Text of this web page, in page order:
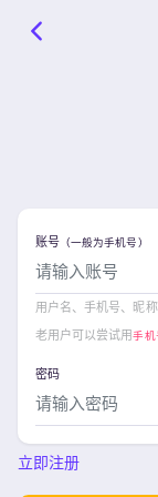
账号 （一般为手机号）
用户名、手机号、昵
老用户可以尝试用手机
密码
立即注册